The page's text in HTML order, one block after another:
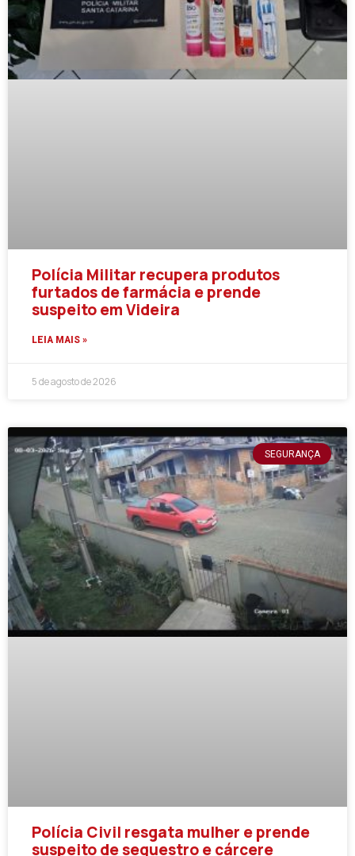
Polícia Militar recupera produtos
furtados de farmácia e prende
suspeito em Videira
LEIA MAIS »
5 de agosto de 2026
SEGURANÇA
Polícia Civil resgata mulher e prende
suspeito de sequestro e cárcere